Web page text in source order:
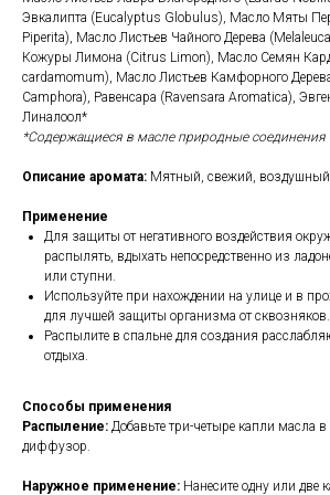
Эвкалипта (Eucalyptus Globulus), Масло Мяты
Piperita), Масло Листьев Чайного Дерева
Кожуры Лимона (Citrus Limon), Масло Семян
cardamomum), Масло Листьев Камфорного
Camphora), Равенсара (Ravensara Aromatica),
Линалоол*
*Содержащиеся в масле природные соединения
Описание аромата: Мятный, свежий, воздушный
Применение
Для защиты от негативного воздействия
распылять, вдыхать непосредственно из
или ступни.
Используйте при нахождении на улице и в
для лучшей защиты организма от сквозняков.
Распылите в спальне для создания
отдыха.
Способы применения
Распыление: Добавьте три-четыре капли масла
диффузор.
Наружное применение: Нанесите одну или две